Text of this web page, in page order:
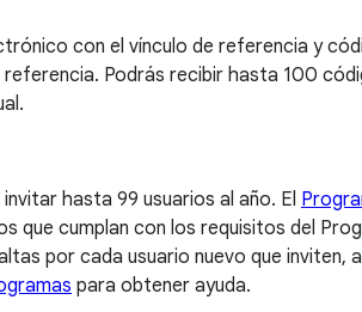
con el vínculo de referencia y
Podrás recibir hasta 100
hasta 99 usuarios al año. El
que cumplan con los requisitos del
por cada usuario nuevo que
para obtener ayuda.